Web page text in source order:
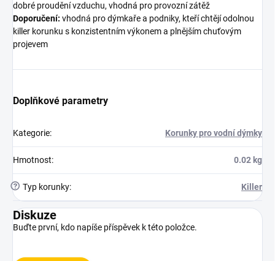
dobré proudění vzduchu, vhodná pro provozní zátěž
Doporučení: vhodná pro dýmkaře a podniky, kteří chtějí odolnou
killer korunku s konzistentním výkonem a plnějším chuťovým
projevem
Doplňkové parametry
Kategorie: Korunky pro vodní dýmky
Hmotnost: 0.02 kg
? Typ korunky: Killer
Diskuze
Buďte první, kdo napíše příspěvek k této položce.